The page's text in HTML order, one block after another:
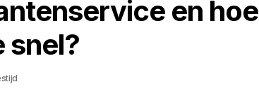
en hoe
snel?